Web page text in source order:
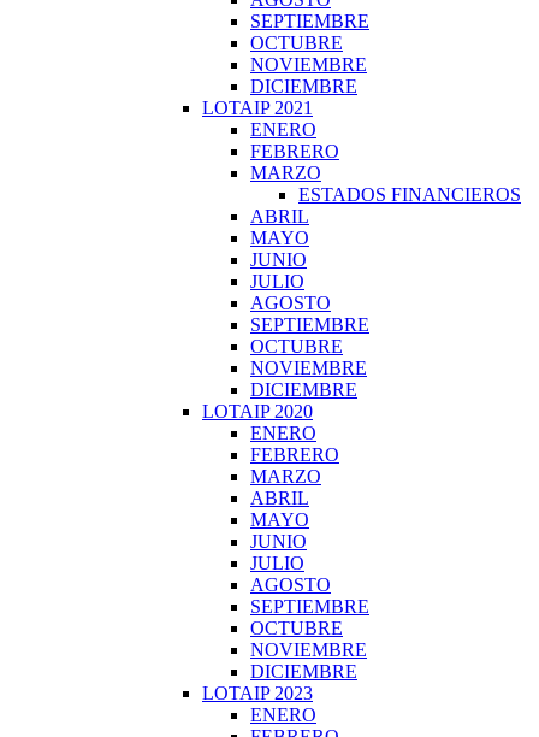
SEPTIEMBRE
OCTUBRE
NOVIEMBRE
DICIEMBRE
LOTAIP 2021
ENERO
FEBRERO
MARZO
ESTADOS FINANCIEROS
ABRIL
MAYO
JUNIO
JULIO
AGOSTO
SEPTIEMBRE
OCTUBRE
NOVIEMBRE
DICIEMBRE
LOTAIP 2020
ENERO
FEBRERO
MARZO
ABRIL
MAYO
JUNIO
JULIO
AGOSTO
SEPTIEMBRE
OCTUBRE
NOVIEMBRE
DICIEMBRE
LOTAIP 2023
ENERO